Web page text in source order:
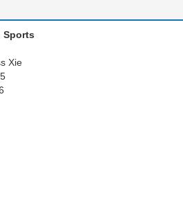
Sports
Xie